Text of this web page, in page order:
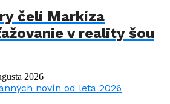
čelí Markíza
v reality šou
2026